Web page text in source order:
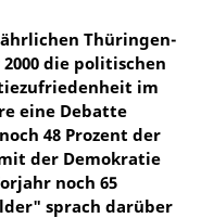
Thüringen-
die politischen
im
eine Debatte
48 Prozent der
der Demokratie
noch 65
sprach darüber